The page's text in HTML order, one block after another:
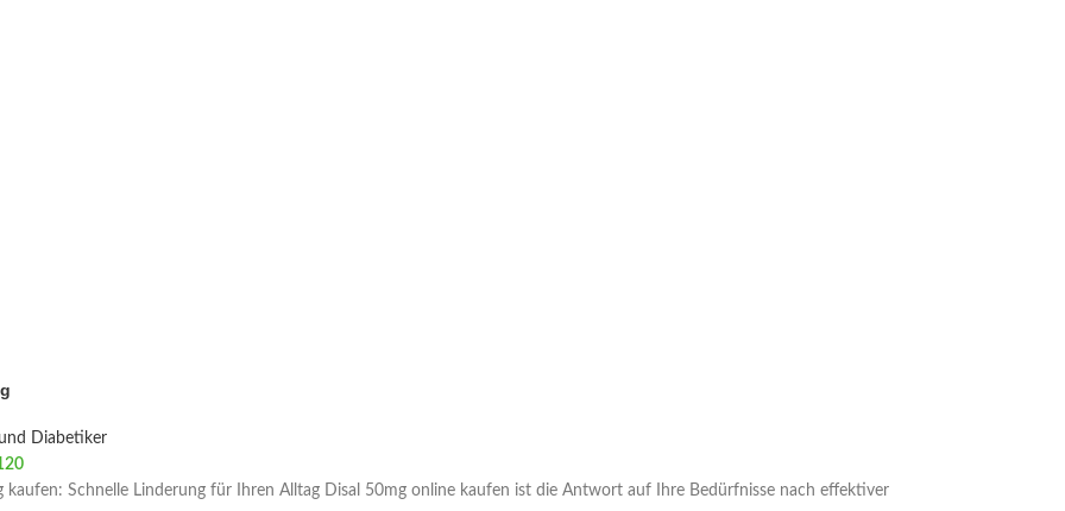
Diabetiker
kaufen: Schnelle Linderung für Ihren Alltag Disal 50mg online kaufen ist die Antwort auf Ihre Bedürfnisse nach effektiver